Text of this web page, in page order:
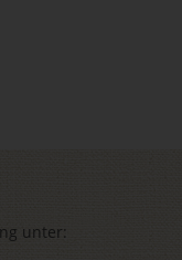
unter: